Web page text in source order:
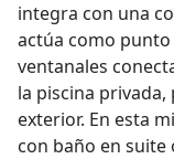
integra con una
actúa como
ventanales
la piscina
exterior. En esta
con baño en